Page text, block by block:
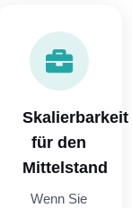
Skalierbarkeit
für den
Mittelstand
Wenn Sie